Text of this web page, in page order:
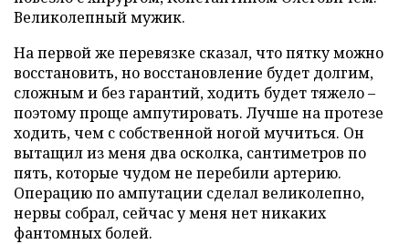
Великолепный мужик.
На первой же перевязке сказал, что пятку можно
восстановить, но восстановление будет долгим,
сложным и без гарантий, ходить будет тяжело –
поэтому проще ампутировать. Лучше на протезе
ходить, чем с собственной ногой мучиться. Он
вытащил из меня два осколка, сантиметров по
пять, которые чудом не перебили артерию.
Операцию по ампутации сделал великолепно,
нервы собрал, сейчас у меня нет никаких
фантомных болей.